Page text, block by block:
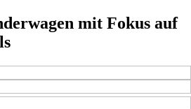
mit Fokus auf